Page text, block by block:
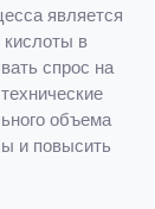
является
в
спрос на
объема
и повысить